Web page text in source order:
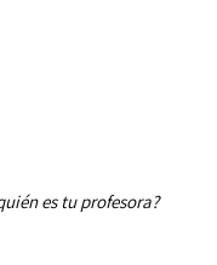
es tu profesora?